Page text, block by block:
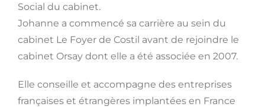
Social du cabinet.
Johanne a commencé sa carrière au sein du
cabinet Le Foyer de Costil avant de rejoindre le
cabinet Orsay dont elle a été associée en 2007.
Elle conseille et accompagne des entreprises
françaises et étrangères implantées en France